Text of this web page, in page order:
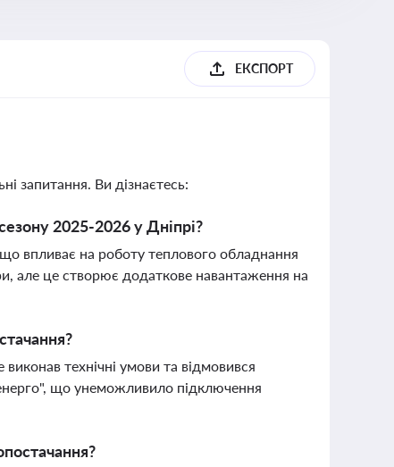
ЕКСПОРТ
запитання. Ви дізнаєтесь:
2025-2026 у Дніпрі?
впливає на роботу теплового обладнання
але це створює додаткове навантаження на
технічні умови та відмовився
що унеможливило підключення